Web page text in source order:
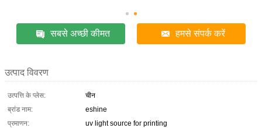
सबसे अच्छी कीमत हमसे संपर्क करें
उत्पाद विवरण
उत्पत्ति के प्लेस:
चीन
ब्रांड नाम:
eshine
प्रमाणन:
uv light source for printing